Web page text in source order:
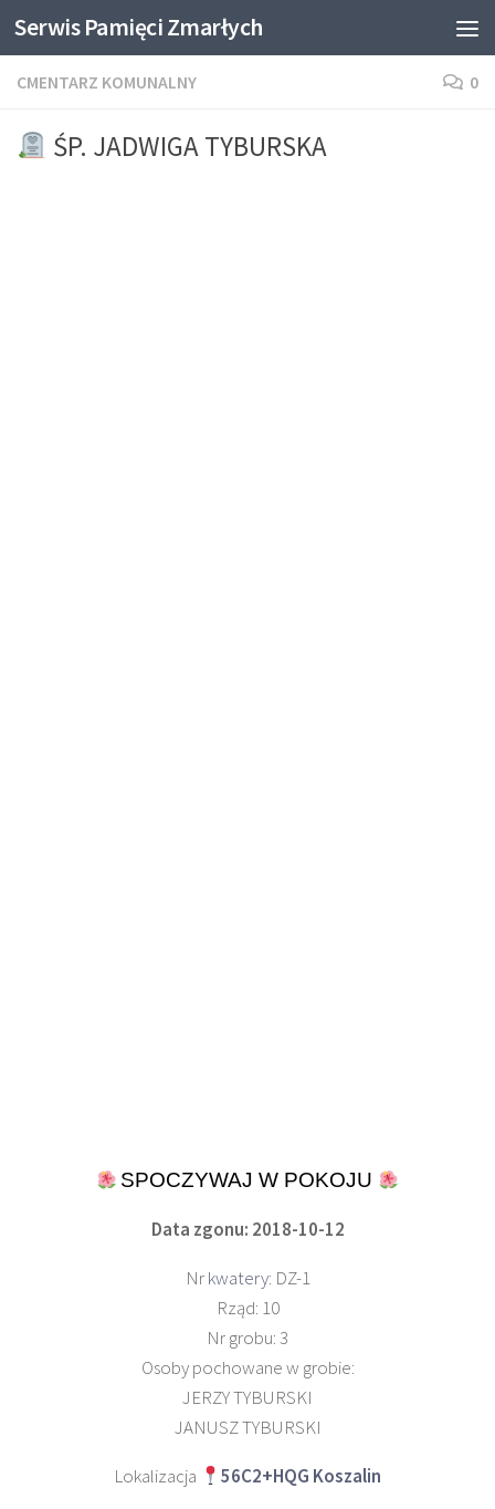
Skip to content
Serwis Pamięci Zmarłych
CMENTARZ KOMUNALNY 0
ŚP. JADWIGA TYBURSKA
SPOCZYWAJ W POKOJU
Data zgonu: 2018-10-12
Nrkwatery: DZ-1
Rząd: 10
Nr grobu: 3
Osoby pochowane w grobie:
JERZY TYBURSKI
JANUSZ TYBURSKI
Lokalizacja
56C2+HQG Koszalin